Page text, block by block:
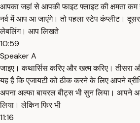
आपका जहां से आपकी फाइट फ्लाइट की क्षमता
नर्व में आप आ जाएंगे। तो पहला स्टेप कंप्लीट।
लेबलिंग। आप लिखते
10:59
Speaker A
जाइए। कथार्सिस करिए और खत्म करिए।
यह है कि ए्जायटी को ठीक करने के लिए आपने
अपना अल्फा बायरल बीट्स भी सुन लिया। आपने
लिया। लेकिन फिर भी
11:16